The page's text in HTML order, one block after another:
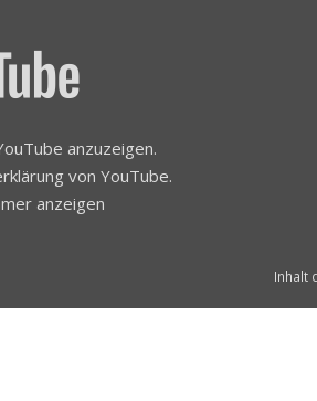
anzuzeigen.
von YouTube.
anzeigen
Inhalt